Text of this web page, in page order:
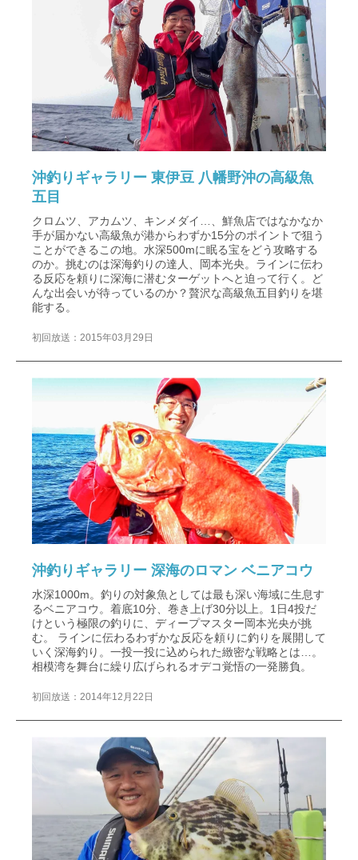
沖釣りギャラリー 東伊豆 八幡野沖の高級魚
五目
クロムツ、アカムツ、キンメダイ…、鮮魚店ではなかなか
手が届かない高級魚が港からわずか15分のポイントで狙う
ことができるこの地。水深500mに眠る宝をどう攻略する
のか。挑むのは深海釣りの達人、岡本光央。ラインに伝わ
る反応を頼りに深海に潜むターゲットへと迫って行く。ど
んな出会いが待っているのか？贅沢な高級魚五目釣りを堪
能する。
初回放送：2015年03月29日
沖釣りギャラリー 深海のロマン ベニアコウ
水深1000m。釣りの対象魚としては最も深い海域に生息す
るベニアコウ。着底10分、巻き上げ30分以上。1日4投だ
けという極限の釣りに、ディープマスター岡本光央が挑
む。 ラインに伝わるわずかな反応を頼りに釣りを展開して
いく深海釣り。一投一投に込められた緻密な戦略とは…。
相模湾を舞台に繰り広げられるオデコ覚悟の一発勝負。
初回放送：2014年12月22日